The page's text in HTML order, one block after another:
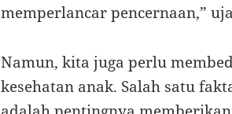
memperlancar pencernaan,”
Namun, kita juga perlu
kesehatan anak. Salah satu